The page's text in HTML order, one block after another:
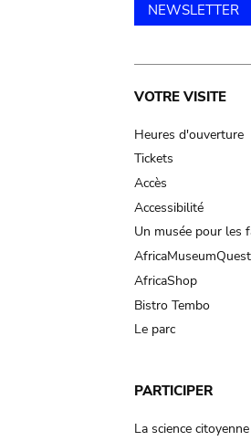
NEWSLETTER
Main
VOTRE VISITE
Heures d'ouverture
Tickets
Accès
Accessibilité
Un musée pour les
AfricaMuseumQuest
AfricaShop
Bistro Tembo
Le parc
PARTICIPER
La science citoyenne